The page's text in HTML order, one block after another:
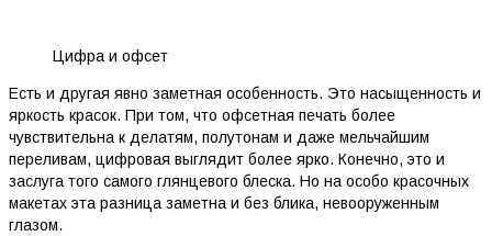
Цифра и офсет
Есть и другая явно заметная особенность. Это насыщенность и
яркость красок. При том, что офсетная печать более
чувствительна к делатям, полутонам и даже мельчайшим
переливам, цифровая выглядит более ярко. Конечно, это и
заслуга того самого глянцевого блеска. Но на особо красочных
макетах эта разница заметна и без блика, невооруженным
глазом.